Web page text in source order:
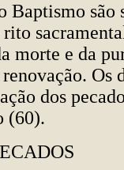
Baptismo são
morte e da
Os
dos
(60).